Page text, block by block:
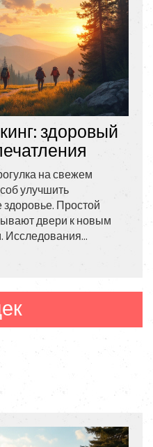
здоровый
на свежем
улучшить
здоровье. Простой
двери к новым
Исследования
хайкинг помогает
сердце и даже